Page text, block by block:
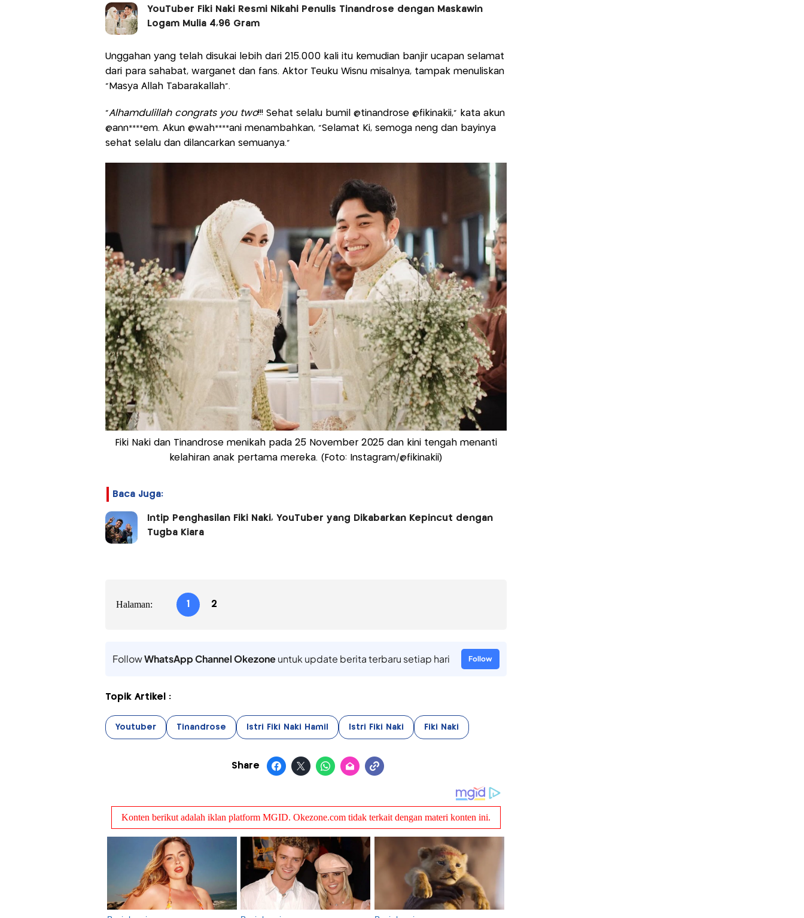
YouTuber Fiki Naki Resmi Nikahi Penulis Tinandrose dengan Maskawin
Logam Mulia 4,96 Gram
Unggahan yang telah disukai lebih dari 215.000 kali itu kemudian banjir ucapan selamat
dari para sahabat, warganet dan fans. Aktor Teuku Wisnu misalnya, tampak menuliskan
“Masya Allah Tabarakallah”.
“Alhamdulillah congrats you two!!! Sehat selalu bumil @tinandrose @fikinakii,” kata akun
@ann****em. Akun @wah****ani menambahkan, “Selamat Ki, semoga neng dan bayinya
sehat selalu dan dilancarkan semuanya.”
Fiki Naki dan Tinandrose menikah pada 25 November 2025 dan kini tengah menanti
kelahiran anak pertama mereka. (Foto: Instagram/@fikinakii)
Baca Juga:
Intip Penghasilan Fiki Naki, YouTuber yang Dikabarkan Kepincut dengan
Tugba Kiara
Halaman: 1 2
FollowWhatsApp Channel Okezoneuntuk update berita terbaru setiap hari Follow
Topik Artikel :
Youtuber Tinandrose Istri Fiki Naki Hamil Istri Fiki Naki Fiki Naki
Share